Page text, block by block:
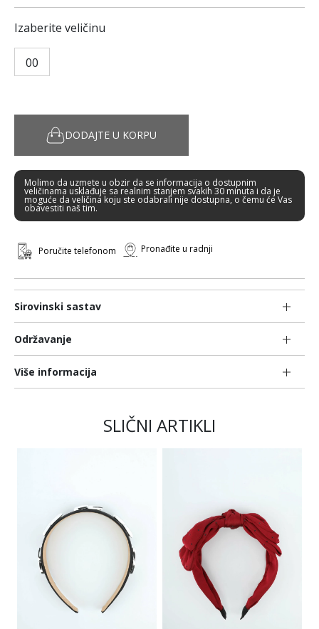
Sirovinski sastav
Održavanje
Više informacija
Izaberite veličinu
00
DODAJTE U KORPU
Molimo da uzmete u obzir da se informacija o dostupnim
veličinama usklađuje sa realnim stanjem svakih 30 minuta i da je
moguće da veličina koju ste odabrali nije dostupna, o čemu će Vas
obavestiti naš tim.
Poručite telefonom Pronađite u radnji
SLIČNI ARTIKLI